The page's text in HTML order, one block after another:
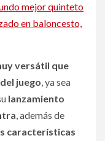
mejor quinteto
en baloncesto,
versátil que
juego, ya sea
lanzamiento
, además de
características